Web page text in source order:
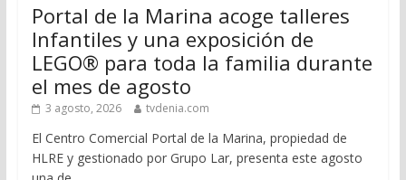
Portal de la Marina acoge talleres
Infantiles y una exposición de
LEGO® para toda la familia durante
el mes de agosto
3 agosto, 2026 tvdenia.com
El Centro Comercial Portal de la Marina, propiedad de
HLRE y gestionado por Grupo Lar, presenta este agosto